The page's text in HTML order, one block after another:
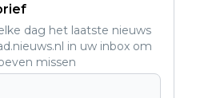
dag het laatste nieuws
in uw inbox om
missen